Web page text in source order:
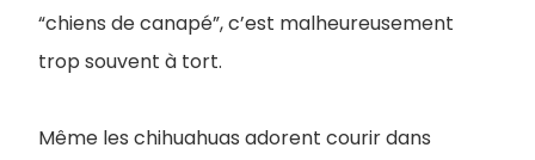
“chiens de canapé”, c’est malheureusement
trop souvent à tort.
Même les chihuahuas adorent courir dans